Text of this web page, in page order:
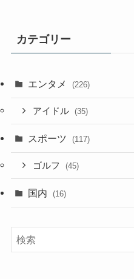
カテゴリー
エンタメ (226)
アイドル (35)
スポーツ (117)
ゴルフ (45)
国内 (16)